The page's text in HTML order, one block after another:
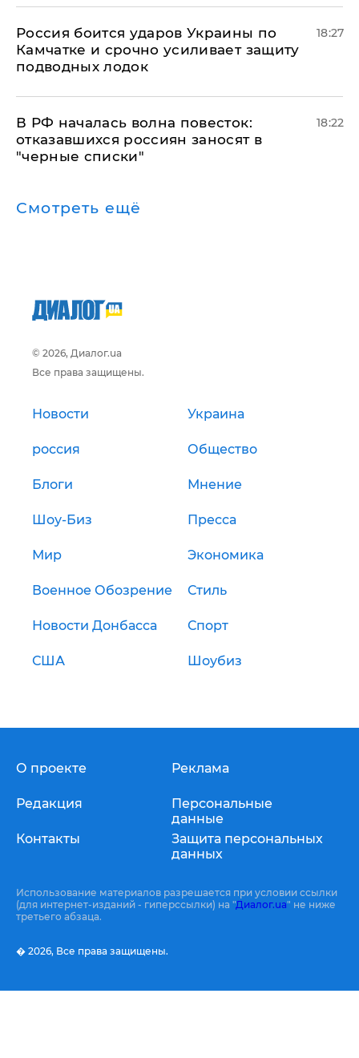
Россия боится ударов Украины по
Камчатке и срочно усиливает защиту
подводных лодок
18:27
​В РФ началась волна повесток:
отказавшихся россиян заносят в
"черные списки"
18:22
Смотреть ещё
© 2026, Диалог.ua
Все права защищены.
Новости Украина
россия Общество
Блоги Мнение
Шоу-Биз Пресса
Мир Экономика
Военное Обозрение Стиль
Новости Донбасса Спорт
США Шоубиз
О проекте
Редакция
Контакты
Реклама
Персональные
данные
Защита персональных
данных
Использование материалов разрешается при условии ссылки
(для интернет-изданий - гиперссылки) на "Диалог.ua" не ниже
третьего абзаца.
� 2026, Все права защищены.